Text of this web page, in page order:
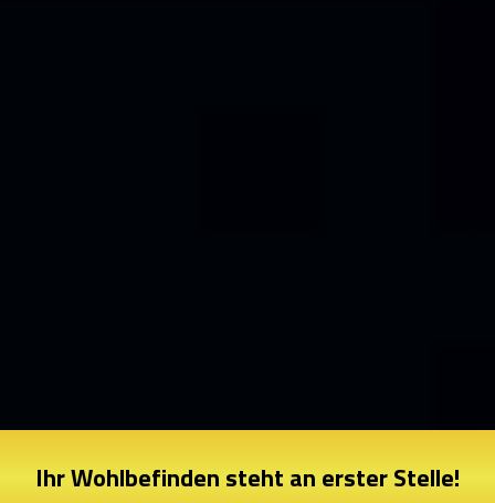
Ihr Wohlbefinden steht an erster Stelle!